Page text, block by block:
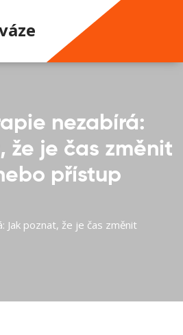
nezabírá:
že je čas změnit
přístup
Jak poznat, že je čas změnit